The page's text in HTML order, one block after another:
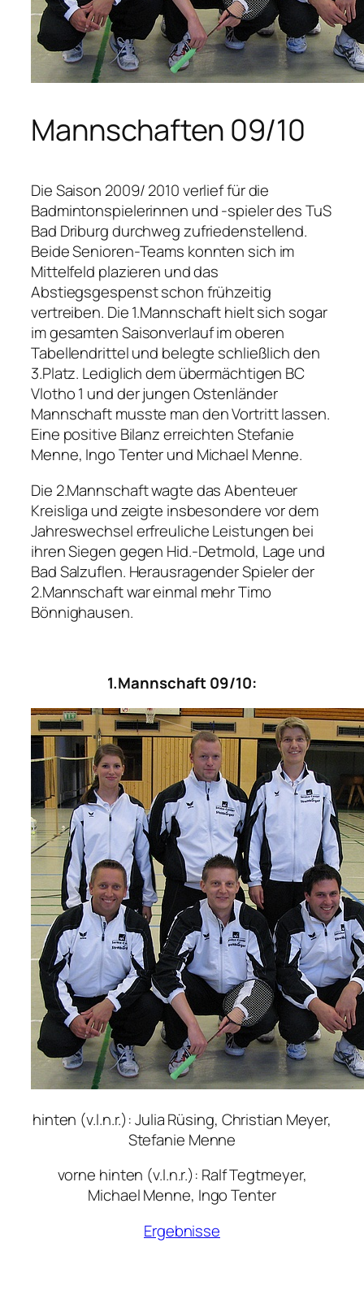
Mannschaften 09/10
Die Saison 2009/ 2010 verlief für die
Badmintonspielerinnen und -spieler des TuS
Bad Driburg durchweg zufriedenstellend.
Beide Senioren-Teams konnten sich im
Mittelfeld plazieren und das
Abstiegsgespenst schon frühzeitig
vertreiben. Die 1.Mannschaft hielt sich sogar
im gesamten Saisonverlauf im oberen
Tabellendrittel und belegte schließlich den
3.Platz. Lediglich dem übermächtigen BC
Vlotho 1 und der jungen Ostenländer
Mannschaft musste man den Vortritt lassen.
Eine positive Bilanz erreichten Stefanie
Menne, Ingo Tenter und Michael Menne.
Die 2.Mannschaft wagte das Abenteuer
Kreisliga und zeigte insbesondere vor dem
Jahreswechsel erfreuliche Leistungen bei
ihren Siegen gegen Hid.-Detmold, Lage und
Bad Salzuflen. Herausragender Spieler der
2.Mannschaft war einmal mehr Timo
Bönnighausen.
1.Mannschaft 09/10:
hinten (v.l.n.r.): Julia Rüsing, Christian Meyer,
Stefanie Menne
vorne hinten (v.l.n.r.): Ralf Tegtmeyer,
Michael Menne, Ingo Tenter
Ergebnisse